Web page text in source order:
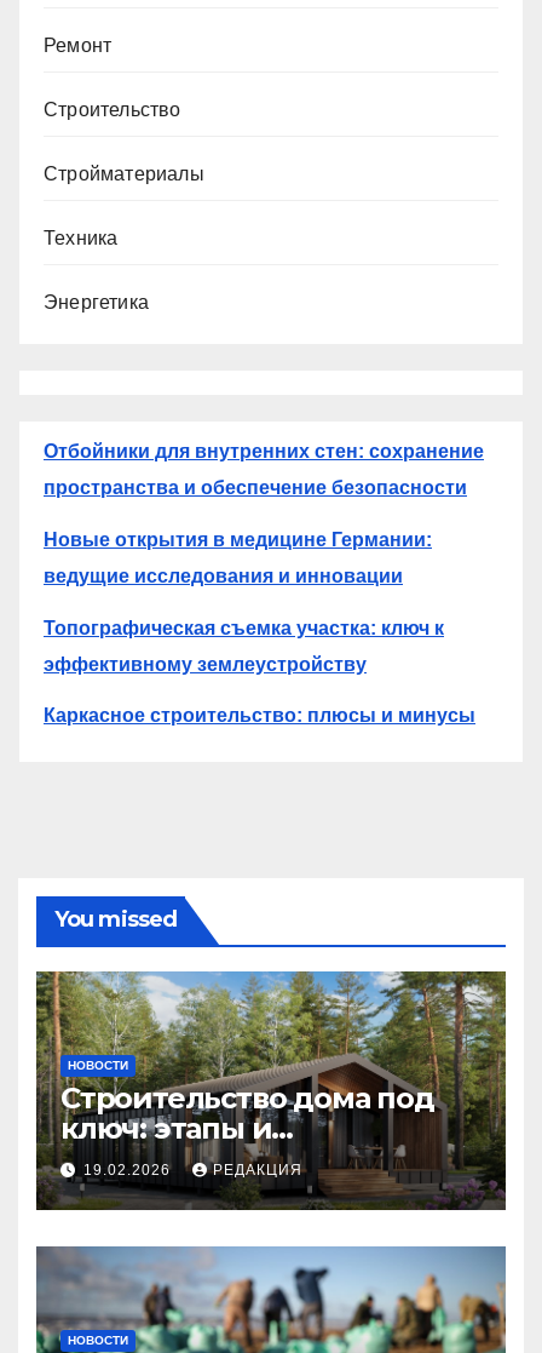
Ремонт
Строительство
Стройматериалы
Техника
Энергетика
Отбойники для внутренних стен: сохранение
пространства и обеспечение безопасности
Новые открытия в медицине Германии:
ведущие исследования и инновации
Топографическая съемка участка: ключ к
эффективному землеустройству
Каркасное строительство: плюсы и минусы
You missed
НОВОСТИ
Строительство дома под
ключ: этапы и
планирование бюджета
19.02.2026 РЕДАКЦИЯ
НОВОСТИ